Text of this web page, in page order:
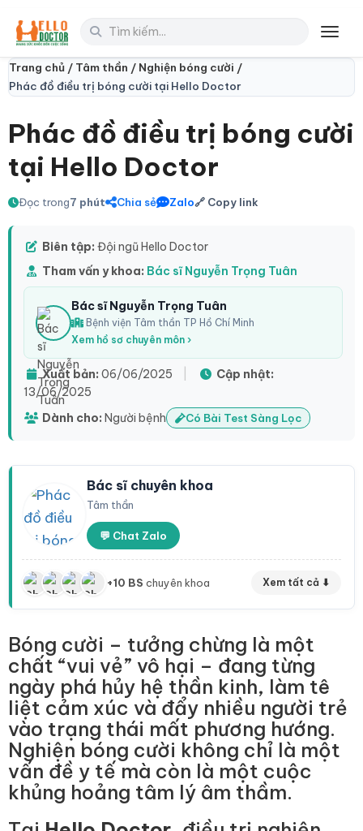
Trang chủ / Tâm thần / Nghiện bóng cười /
Phác đồ điều trị bóng cười tại Hello Doctor
Phác đồ điều trị bóng cười
tại Hello Doctor
Đọc trong7 phút Chia sẻ Zalo🔗 Copy link
Biên tập: Đội ngũ Hello Doctor
Tham vấn y khoa: Bác sĩ Nguyễn Trọng Tuân
Bác sĩ Nguyễn Trọng Tuân
Bệnh viện Tâm thần TP Hồ Chí Minh
Xem hồ sơ chuyên môn ›
Xuất bản: 06/06/2025
Cập nhật:
13/06/2025
Dành cho: Người bệnh Có Bài Test Sàng Lọc
Bác sĩ chuyên khoa
Tâm thần
💬 Chat Zalo
+10 BS chuyên khoa Xem tất cả ⬇
Bóng cười – tưởng chừng là một
chất “vui vẻ” vô hại – đang từng
ngày phá hủy hệ thần kinh, làm tê
liệt cảm xúc và đẩy nhiều người trẻ
vào trạng thái mất phương hướng.
Nghiện bóng cười không chỉ là một
vấn đề y tế mà còn là một cuộc
khủng hoảng tâm lý âm thầm.